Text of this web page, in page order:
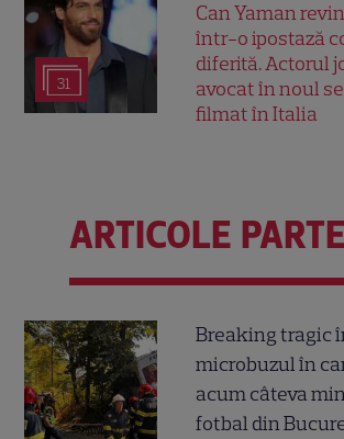
31
Can Yaman
într-o ipostază
diferită. Actorul
avocat în noul
filmat în Italia
ARTICOLE
Breaking tragic
microbuzul în
acum câteva
fotbal din